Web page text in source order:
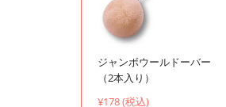
ジャンボウールドーバー
（2本入り）
¥178 (税込)